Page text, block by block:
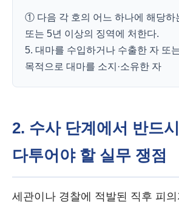
① 다음 각 호의 어느 하나에 해당하
또는 5년 이상의 징역에 처한다.
5. 대마를 수입하거나 수출한 자 또
목적으로 대마를 소지·소유한 자
2. 수사 단계에서 반드
다투어야 할 실무 쟁점
세관이나 경찰에 적발된 직후 피